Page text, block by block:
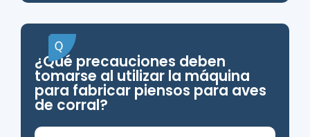
¿Qué precauciones deben
tomarse al utilizar la máquina
para fabricar piensos para aves
de corral?